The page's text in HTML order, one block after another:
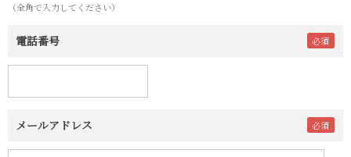
（全角で入力してください）
電話番号
メールアドレス